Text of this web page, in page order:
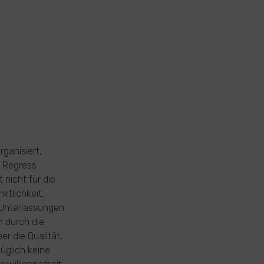
nicht für die
durch die
die Qualität,
keine